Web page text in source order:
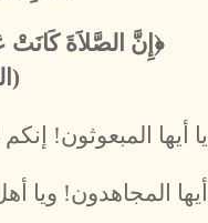
﴿إِنَّ الصَّلاَةَ كَانَتْ
يا أيها المبعوثون!
أيها المجاهدون! ويا